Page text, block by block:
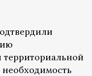
территориальной